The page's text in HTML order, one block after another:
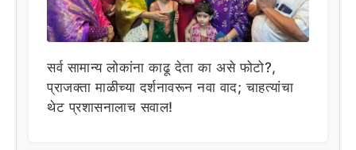
सर्व सामान्य लोकांना काढू देता का असे फोटो?,
प्राजक्ता माळीच्या दर्शनावरून नवा वाद; चाहत्यांचा
थेट प्रशासनालाच सवाल!